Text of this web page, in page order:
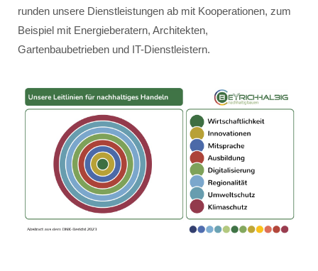
runden unsere Dienstleistungen ab mit Kooperationen, zum
Beispiel mit Energieberatern, Architekten,
Gartenbaubetrieben und IT-Dienstleistern.